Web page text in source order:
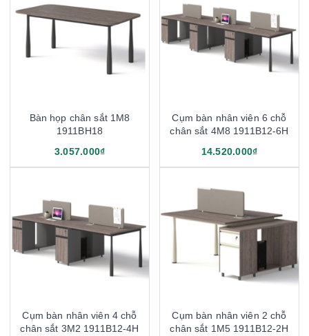
Bàn họp chân sắt 1M8
1911BH18
3.057.000₫
Cụm bàn nhân viên 6 chỗ
chân sắt 4M8 1911B12-6H
14.520.000₫
Cụm bàn nhân viên 4 chỗ
chân sắt 3M2 1911B12-4H
Cụm bàn nhân viên 2 chỗ
chân sắt 1M5 1911B12-2H